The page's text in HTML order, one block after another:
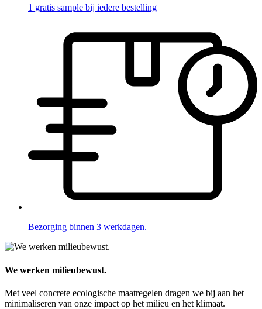
1 gratis sample bij iedere bestelling
Bezorging binnen 3 werkdagen.
We werken milieubewust.
Met veel concrete ecologische maatregelen dragen we bij aan het
minimaliseren van onze impact op het milieu en het klimaat.